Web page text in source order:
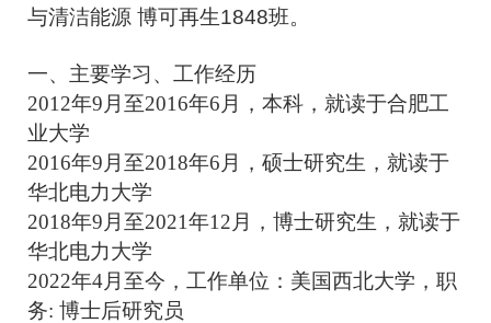
与清洁能源 博可再生1848班。
一、主要学习、工作经历
2012年9月至2016年6月，本科，就读于合肥工
业大学
2016年9月至2018年6月，硕士研究生，就读于
华北电力大学
2018年9月至2021年12月，博士研究生，就读于
华北电力大学
2022年4月至今，工作单位：美国西北大学，职
务: 博士后研究员